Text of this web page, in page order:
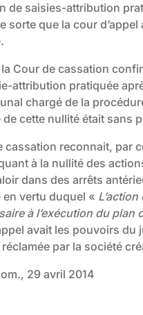
de saisies-attribution
sorte que la cour
Cour de cassation
attribution pratiquée
chargé de la
de cette nullité était sans
cassation reconnait, par
à la nullité des
dans des arrêts
en vertu duquel «
à l’exécution du plan
avait les pouvoirs du
par la société
29 avril 2014